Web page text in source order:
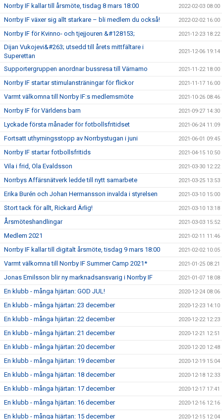
Norrby IF kallar till årsmöte, tisdag 8 mars 18:00 2022-02-03 08:00
Norrby IF växer sig allt starkare – bli medlem du också! 2022-02-02 16:00
Norrby IF för Kvinno- och tjejjouren &#128153; 2021-12-23 18:22
Dijan Vukojevi&#263; utsedd till årets mittfältare i
Superettan
2021-12-06 19:14
Supportergruppen anordnar bussresa till Värnamo 2021-11-22 18:00
Norrby IF startar stimulansträningar för flickor 2021-11-17 16:00
Varmt välkomna till Norrby IF:s medlemsmöte 2021-10-26 08:46
Norrby IF för Världens barn 2021-09-27 14:30
Lyckade första månader för fotbollsfritidset 2021-06-24 11:09
Fortsatt uthyrningsstopp av Norrbystugan i juni 2021-06-01 09:45
Norrby IF startar fotbollsfritids 2021-04-15 10:50
Vila i frid, Ola Evaldsson 2021-03-30 12:22
Norrbys Affärsnätverk ledde till nytt samarbete 2021-03-25 13:53
Erika Burén och Johan Hermansson invalda i styrelsen 2021-03-10 15:00
Stort tack för allt, Rickard Ärlig! 2021-03-10 13:18
Årsmöteshandlingar 2021-03-03 15:52
Medlem 2021 2021-02-11 11:46
Norrby IF kallar till digitalt årsmöte, tisdag 9 mars 18:00 2021-02-02 10:05
Varmt välkomna till Norrby IF Summer Camp 2021* 2021-01-25 08:21
Jonas Emilsson blir ny marknadsansvarig i Norrby IF 2021-01-07 18:08
En klubb - många hjärtan: GOD JUL! 2020-12-24 08:06
En klubb - många hjärtan: 23 december 2020-12-23 14:10
En klubb - många hjärtan: 22 december 2020-12-22 12:23
En klubb - många hjärtan: 21 december 2020-12-21 12:51
En klubb - många hjärtan: 20 december 2020-12-20 12:48
En klubb - många hjärtan: 19 december 2020-12-19 15:04
En klubb - många hjärtan: 18 december 2020-12-18 12:33
En klubb - många hjärtan: 17 december 2020-12-17 17:41
En klubb - många hjärtan: 16 december 2020-12-16 12:16
En klubb - många hjärtan: 15 december 2020-12-15 12:04